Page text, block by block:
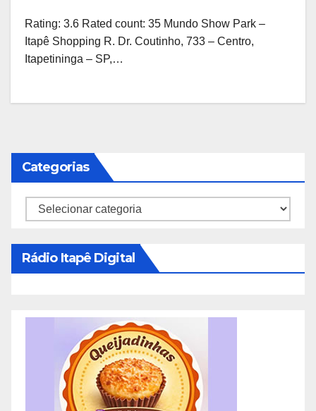
Rating: 3.6 Rated count: 35 Mundo Show Park –
Itapê Shopping R. Dr. Coutinho, 733 – Centro,
Itapetininga – SP,…
Categorias
Categorias
Rádio Itapê Digital